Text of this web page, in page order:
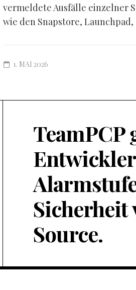
vermeldete Ausfälle einzelner
wie den Snapstore,
1. MAI 2026
TeamPCP
Sicherheit
Source.